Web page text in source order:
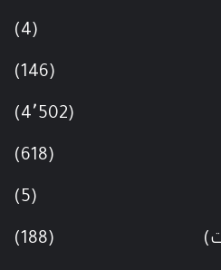
(4)
(146)
(4٬502)
(618)
(5)
(188)